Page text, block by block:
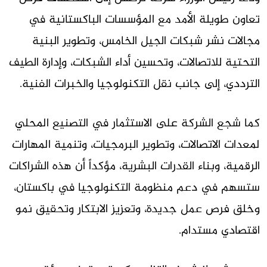
تعاون طويلة الأمد مع المؤسسات الباكستانية في
مجالات نشر شبكات الجيل الخامس، وتطوير البنية
التحتية للاتصالات، وتحسين أداء الشبكات، وإدارة الطيف
الترددي، إلى جانب نقل التكنولوجيا والخبرات الفنية.
كما شجع الشركة على الاستثمار في التصنيع المحلي
لمعدات الاتصالات، وتطوير البرمجيات، وتنمية المهارات
الرقمية، وبناء القدرات البشرية، مؤكداً أن هذه الشراكات
ستسهم في دعم منظومة التكنولوجيا في باكستان،
وخلق فرص عمل جديدة، وتعزيز الابتكار وتحقيق نمو
اقتصادي مستدام.